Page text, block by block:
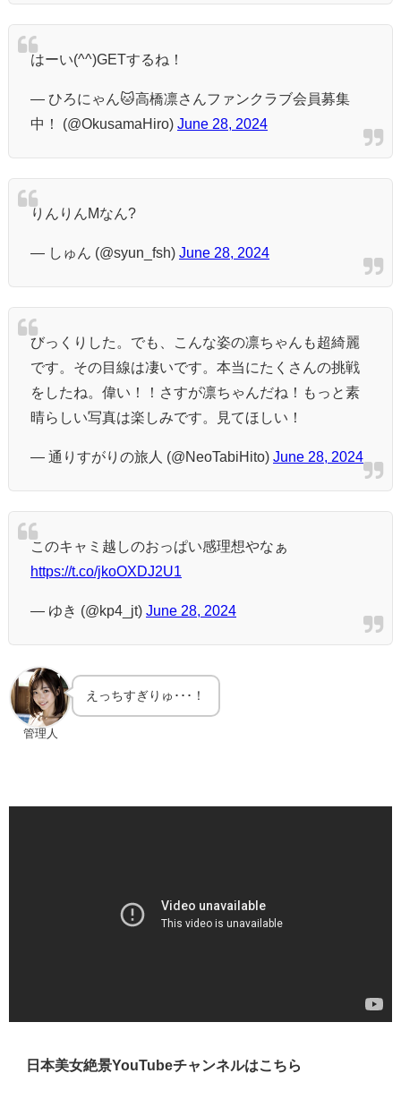
はーい(^^)GETするね！
— ひろにゃん🐱高橋凛さんファンクラブ会員募集
中！ (@OkusamaHiro) June 28, 2024
りんりんMなん?
— しゅん (@syun_fsh) June 28, 2024
びっくりした。でも、こんな姿の凛ちゃんも超綺麗
です。その目線は凄いです。本当にたくさんの挑戦
をしたね。偉い！！さすが凛ちゃんだね！もっと素
晴らしい写真は楽しみです。見てほしい！
— 通りすがりの旅人 (@NeoTabiHito) June 28, 2024
このキャミ越しのおっぱい感理想やなぁ
https://t.co/jkoOXDJ2U1
— ゆき (@kp4_jt) June 28, 2024
管理人
えっちすぎりゅ･･･！
日本美女絶景YouTubeチャンネルはこちら